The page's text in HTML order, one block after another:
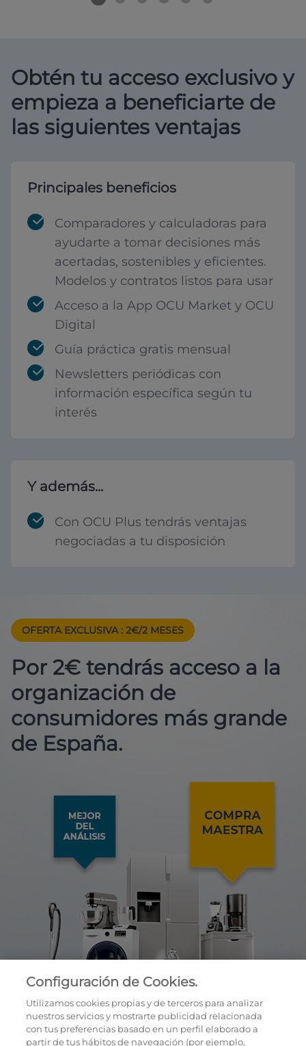
Obtén tu acceso exclusivo y
empieza a beneficiarte de
las siguientes ventajas
Principales beneficios
Comparadores y calculadoras para
ayudarte a tomar decisiones más
acertadas, sostenibles y eficientes.
Modelos y contratos listos para usar
Acceso a la App OCU Market y OCU
Digital
Guía práctica gratis mensual
Newsletters periódicas con
información específica según tu
interés
Y además...
Con OCU Plus tendrás ventajas
negociadas a tu disposición
OFERTA EXCLUSIVA : 2€/2 MESES
Por 2€ tendrás acceso a la
organización de
consumidores más grande
de España.
Configuración de Cookies.
Utilizamos cookies propias y de terceros para analizar
nuestros servicios y mostrarte publicidad relacionada
con tus preferencias basado en un perfil elaborado a
partir de tus hábitos de navegación (por ejemplo,